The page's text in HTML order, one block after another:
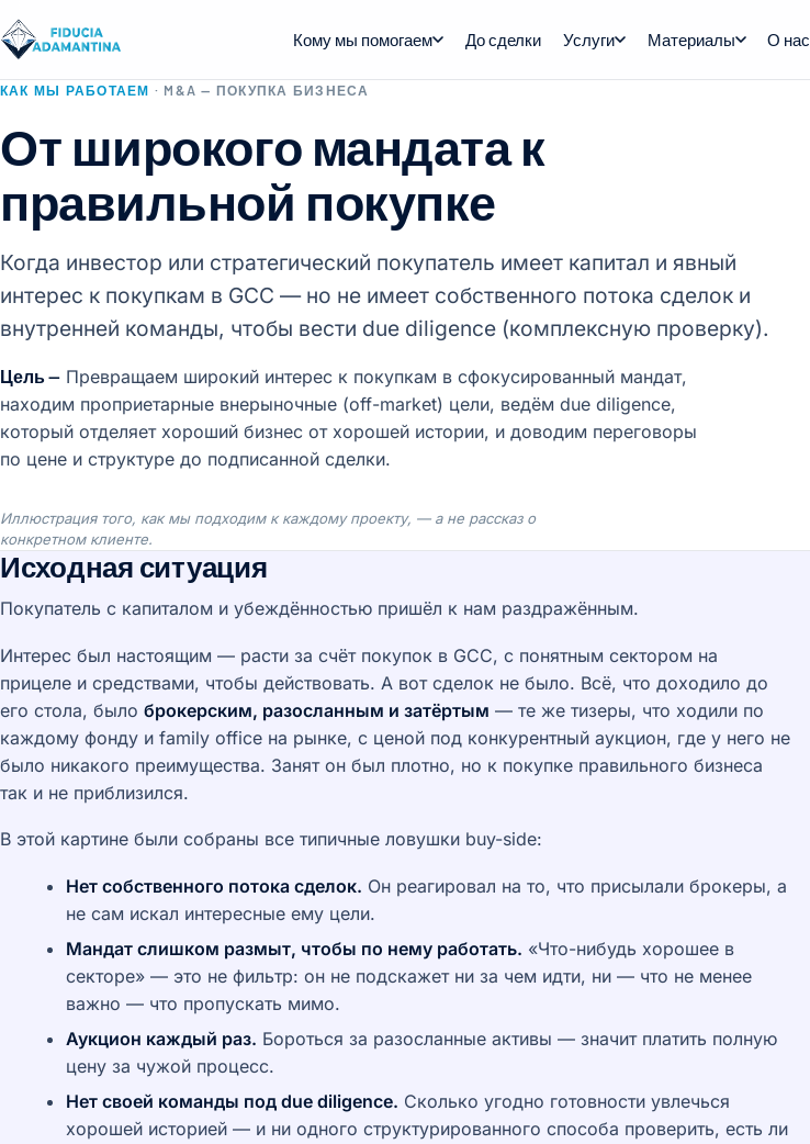
Кому мы помогаем До сделки Услуги Материалы О нас
КАК МЫ РАБОТАЕМ · M&A — ПОКУПКА БИЗНЕСА
От широкого мандата к
правильной покупке
Когда инвестор или стратегический покупатель имеет капитал и явный
интерес к покупкам в GCC — но не имеет собственного потока сделок и
внутренней команды, чтобы вести due diligence (комплексную проверку).
Цель — Превращаем широкий интерес к покупкам в сфокусированный мандат,
находим проприетарные внерыночные (off-market) цели, ведём due diligence,
который отделяет хороший бизнес от хорошей истории, и доводим переговоры
по цене и структуре до подписанной сделки.
Иллюстрация того, как мы подходим к каждому проекту, — а не рассказ о
конкретном клиенте.
Исходная ситуация
Покупатель с капиталом и убеждённостью пришёл к нам раздражённым.
Интерес был настоящим — расти за счёт покупок в GCC, с понятным сектором на
прицеле и средствами, чтобы действовать. А вот сделок не было. Всё, что доходило до
его стола, было брокерским, разосланным и затёртым — те же тизеры, что ходили по
каждому фонду и family office на рынке, с ценой под конкурентный аукцион, где у него не
было никакого преимущества. Занят он был плотно, но к покупке правильного бизнеса
так и не приблизился.
В этой картине были собраны все типичные ловушки buy-side:
Нет собственного потока сделок. Он реагировал на то, что присылали брокеры, а
не сам искал интересные ему цели.
Мандат слишком размыт, чтобы по нему работать. «Что-нибудь хорошее в
секторе» — это не фильтр: он не подскажет ни за чем идти, ни — что не менее
важно — что пропускать мимо.
Аукцион каждый раз. Бороться за разосланные активы — значит платить полную
цену за чужой процесс.
Нет своей команды под due diligence. Сколько угодно готовности увлечься
хорошей историей — и ни одного структурированного способа проверить, есть ли